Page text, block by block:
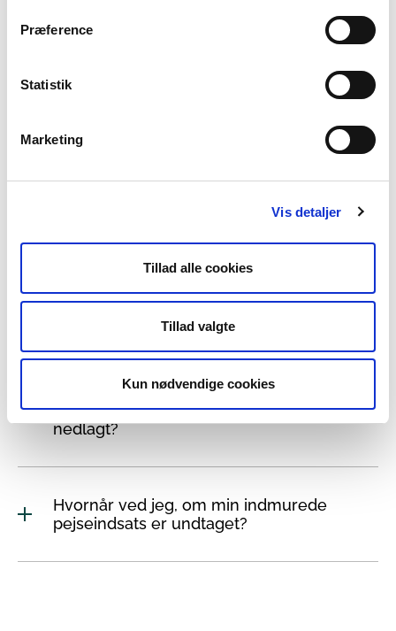
Præference
Statistik
Marketing
Vis detaljer
Tillad alle cookies
Tillad valgte
Kun nødvendige cookies
Hvad sker der, hvis man ikke
omfattet af og undtaget ordningen?
Hvilke typer af ejerskifte er undtaget
Hvad skal jeg gøre for at min
brændeovn eller pejseindsats er
nedlagt?
Hvornår ved jeg, om min indmurede
pejseindsats er undtaget?